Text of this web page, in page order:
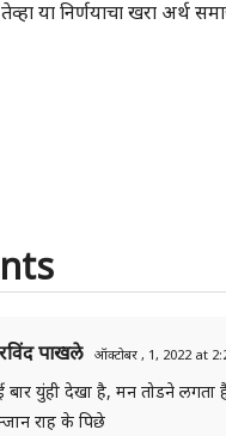
या निर्णयाचा खरा अर्थ
पाखले ऑक्टोबर , 1, 2022 at
बार युंही देखा है, मन तोडने लगता
राह के पिछे